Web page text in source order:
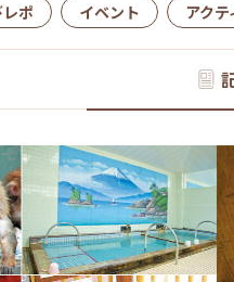
ポ イベント アク